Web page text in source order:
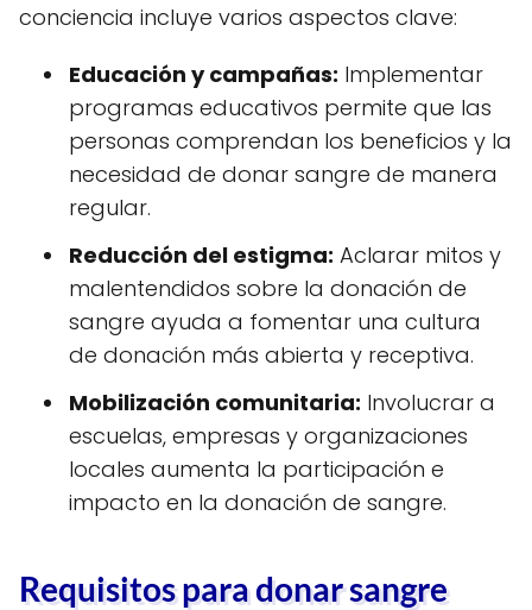
conciencia incluye varios aspectos clave:
Educación y campañas: Implementar
programas educativos permite que las
personas comprendan los beneficios y la
necesidad de donar sangre de manera
regular.
Reducción del estigma: Aclarar mitos y
malentendidos sobre la donación de
sangre ayuda a fomentar una cultura
de donación más abierta y receptiva.
Mobilización comunitaria: Involucrar a
escuelas, empresas y organizaciones
locales aumenta la participación e
impacto en la donación de sangre.
Requisitos para donar sangre